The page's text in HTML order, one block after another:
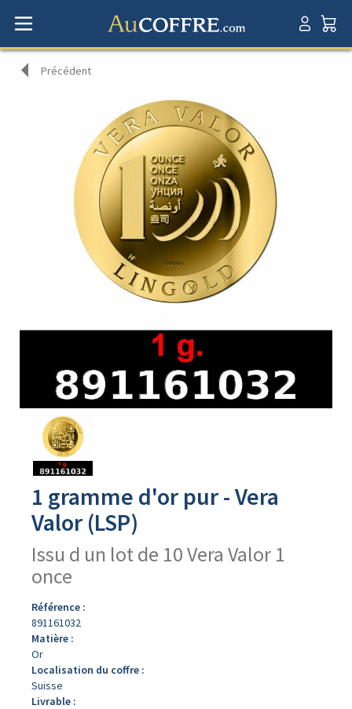
Précédent
produit
1 gramme d'or pur - Vera
Valor (LSP)
Issu d un lot de 10 Vera Valor 1
once
Référence :
891161032
Matière :
Or
Localisation du coffre :
Suisse
Livrable :